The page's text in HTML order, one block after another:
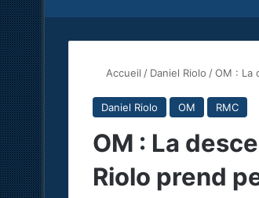
Accueil / Daniel Riolo /OM : La
Daniel Riolo OM RMC
OM : La
Riolo prend